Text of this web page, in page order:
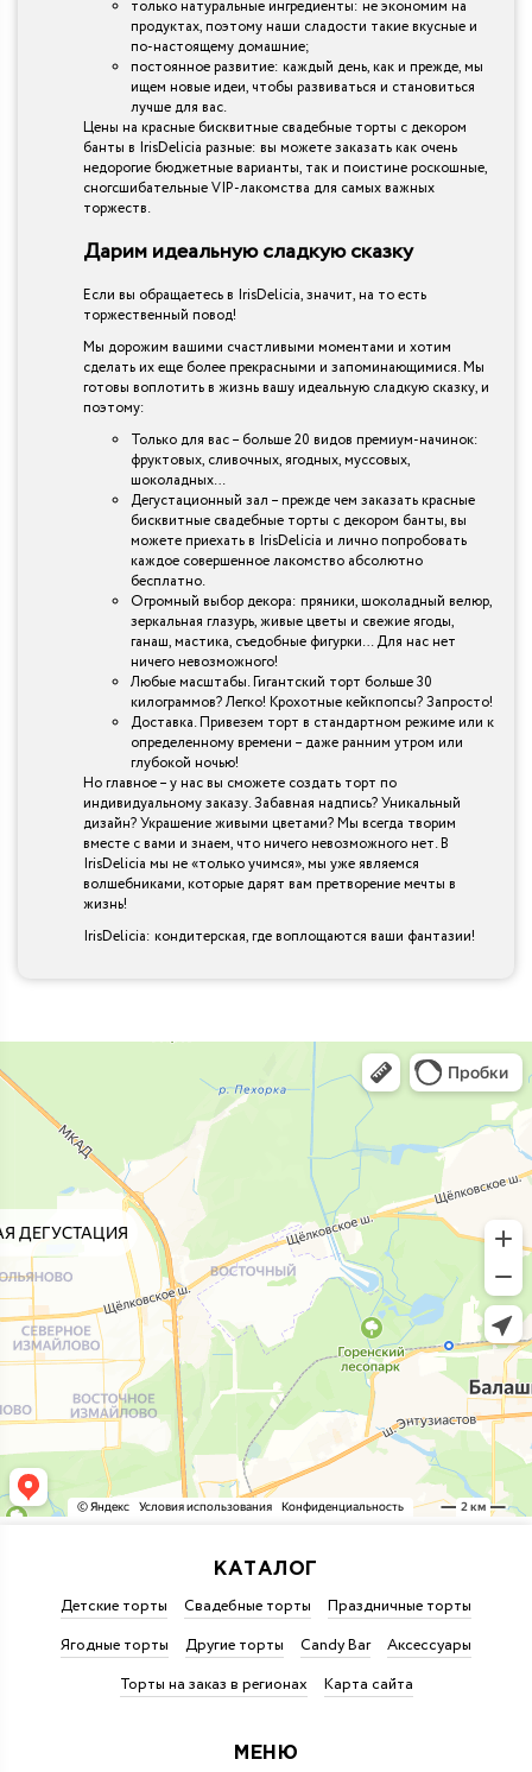
только натуральные ингредиенты: не экономим на
продуктах, поэтому наши сладости такие вкусные и
по-настоящему домашние;
постоянное развитие: каждый день, как и прежде, мы
ищем новые идеи, чтобы развиваться и становиться
лучше для вас.
Цены на красные бисквитные свадебные торты с декором
банты в IrisDelicia разные: вы можете заказать как очень
недорогие бюджетные варианты, так и поистине роскошные,
сногсшибательные VIP-лакомства для самых важных
торжеств.
Дарим идеальную сладкую сказку
Если вы обращаетесь в IrisDelicia, значит, на то есть
торжественный повод!
Мы дорожим вашими счастливыми моментами и хотим
сделать их еще более прекрасными и запоминающимися. Мы
готовы воплотить в жизнь вашу идеальную сладкую сказку, и
поэтому:
Только для вас – больше 20 видов премиум-начинок:
фруктовых, сливочных, ягодных, муссовых,
шоколадных…
Дегустационный зал – прежде чем заказать красные
бисквитные свадебные торты с декором банты, вы
можете приехать в IrisDelicia и лично попробовать
каждое совершенное лакомство абсолютно
бесплатно.
Огромный выбор декора: пряники, шоколадный велюр,
зеркальная глазурь, живые цветы и свежие ягоды,
ганаш, мастика, съедобные фигурки… Для нас нет
ничего невозможного!
Любые масштабы. Гигантский торт больше 30
килограммов? Легко! Крохотные кейкпопсы? Запросто!
Доставка. Привезем торт в стандартном режиме или к
определенному времени – даже ранним утром или
глубокой ночью!
Но главное – у нас вы сможете создать торт по
индивидуальному заказу. Забавная надпись? Уникальный
дизайн? Украшение живыми цветами? Мы всегда творим
вместе с вами и знаем, что ничего невозможного нет. В
IrisDelicia мы не «только учимся», мы уже являемся
волшебниками, которые дарят вам претворение мечты в
жизнь!
IrisDelicia: кондитерская, где воплощаются ваши фантазии!
КАТАЛОГ
Детские торты Свадебные торты
Праздничные торты
Ягодные торты
Другие торты Candy Bar
Аксессуары
Торты на заказ в регионах
Карта сайта
МЕНЮ